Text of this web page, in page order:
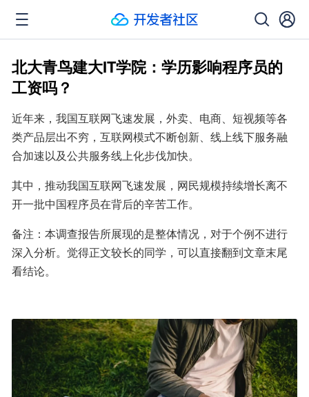
北大青鸟建大IT学院：学历影响程序员的
工资吗？
近年来，我国互联网飞速发展，外卖、电商、短视频等各
类产品层出不穷，互联网模式不断创新、线上线下服务融
合加速以及公共服务线上化步伐加快。
其中，推动我国互联网飞速发展，网民规模持续增长离不
开一批中国程序员在背后的辛苦工作。
备注：本调查报告所展现的是整体情况，对于个例不进行
深入分析。觉得正文较长的同学，可以直接翻到文章末尾
看结论。